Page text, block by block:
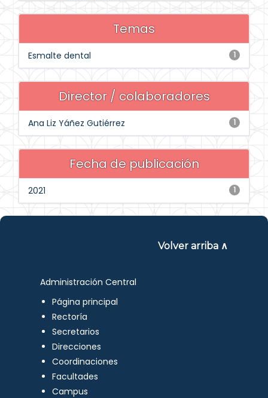
Temas
1
Esmalte dental
Director / colaboradores
1
Ana Liz Yáñez Gutiérrez
Fecha de publicación
1
2021
Volver arriba ∧
Administración Central
Página principal
Rectoría
Secretarios
Direcciones
Coordinaciones
Facultades
Campus